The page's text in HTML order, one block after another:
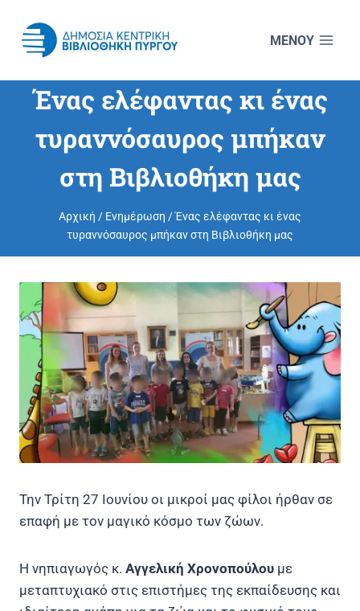
content
Ένας ελέφαντας κι ένας
τυραννόσαυρος μπήκαν
στη Βιβλιοθήκη μας
Αρχική / Ενημέρωση /Ένας ελέφαντας κι ένας
τυραννόσαυρος μπήκαν στη Βιβλιοθήκη μας
Την Τρίτη 27 Ιουνίου οι μικροί μας φίλοι ήρθαν σε
επαφή με τον μαγικό κόσμο των ζώων.
Η νηπιαγωγός κ. Αγγελική Χρονοπούλου με
μεταπτυχιακό στις επιστήμες της εκπαίδευσης και